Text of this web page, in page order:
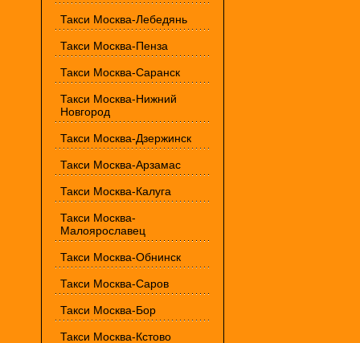
Такси Москва-Лебедянь
Такси Москва-Пенза
Такси Москва-Саранск
Такси Москва-Нижний
Новгород
Такси Москва-Дзержинск
Такси Москва-Арзамас
Такси Москва-Калуга
Такси Москва-
Малоярославец
Такси Москва-Обнинск
Такси Москва-Саров
Такси Москва-Бор
Такси Москва-Кстово